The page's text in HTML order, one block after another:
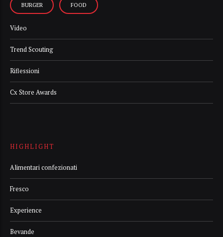
BURGER FOOD
Video
Trend Scouting
Riflessioni
Cx Store Awards
HIGHLIGHT
Alimentari confezionati
Fresco
Experience
Bevande